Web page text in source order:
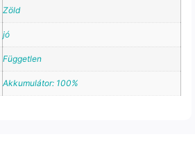
Zöld
jó
Független
Akkumulátor: 100%